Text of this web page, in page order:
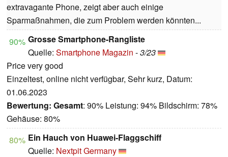
extravagante Phone, zeigt aber auch einige
Sparmaßnahmen, die zum Problem werden könnten...
90% Grosse Smartphone-Rangliste
Quelle: Smartphone Magazin -3/23
Price very good
Einzeltest, online nicht verfügbar, Sehr kurz, Datum:
01.06.2023
Bewertung: Gesamt: 90% Leistung: 94% Bildschirm: 78%
Gehäuse: 80%
80% Ein Hauch von Huawei-Flaggschiff
Quelle: Nextpit Germany